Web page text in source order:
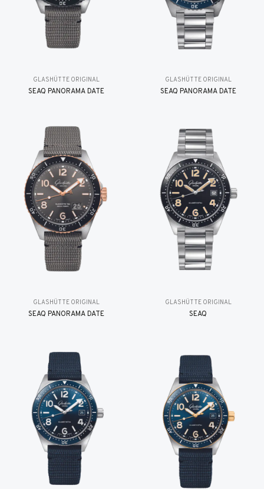
GLASHÜTTE ORIGINAL
SEAQ PANORAMA DATE
GLASHÜTTE ORIGINAL
SEAQ PANORAMA DATE
GLASHÜTTE ORIGINAL
SEAQ PANORAMA DATE
GLASHÜTTE ORIGINAL
SEAQ